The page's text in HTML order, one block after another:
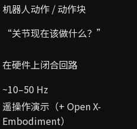
机器人动作 / 动作块
“关节现在该做什么？”
在硬件上闭合回路
~10–50 Hz
遥操作演示（+ Open X-
Embodiment）